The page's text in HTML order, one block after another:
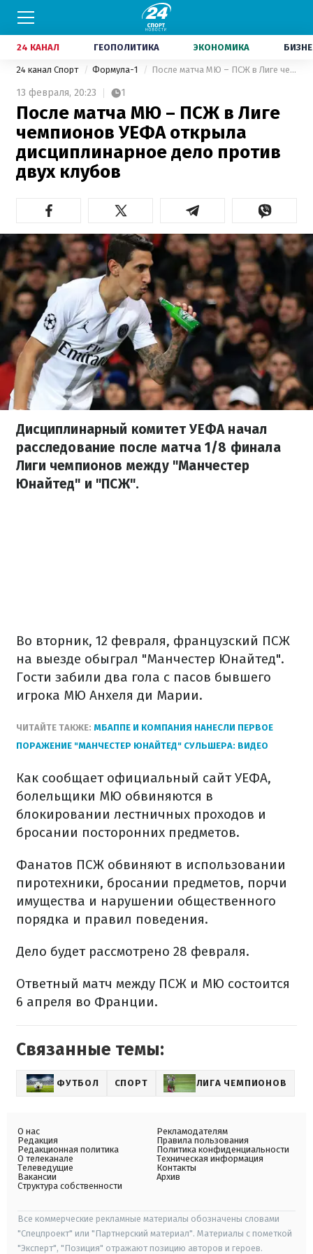
24 КАНАЛ ГЕОПОЛИТИКА ЭКОНОМИКА
24 канал Спорт Формула-1 После матча МЮ – ПСЖ в Лиге чемпионов УЕФА открыла дисциплинарное дело против двух клубов
13 февраля, 20:23 1
После матча МЮ – ПСЖ в Лиге
чемпионов УЕФА открыла
дисциплинарное дело против
двух клубов
Дисциплинарный комитет УЕФА начал
расследование после матча 1/8 финала
Лиги чемпионов между "Манчестер
Юнайтед" и "ПСЖ".
Во вторник, 12 февраля, французский ПСЖ
на выезде обыграл "Манчестер Юнайтед".
Гости забили два гола с пасов бывшего
игрока МЮ Анхеля ди Марии.
ЧИТАЙТЕ ТАКЖЕ: МБАППЕ И КОМПАНИЯ НАНЕСЛИ ПЕРВОЕ
ПОРАЖЕНИЕ "МАНЧЕСТЕР ЮНАЙТЕД" СУЛЬШЕРА: ВИДЕО
Как сообщает официальный сайт УЕФА,
болельщики МЮ обвиняются в
блокировании лестничных проходов и
бросании посторонних предметов.
Фанатов ПСЖ обвиняют в использовании
пиротехники, бросании предметов, порчи
имущества и нарушении общественного
порядка и правил поведения.
Дело будет рассмотрено 28 февраля.
Ответный матч между ПСЖ и МЮ состоится
6 апреля во Франции.
Связанные темы:
ФУТБОЛ СПОРТ ЛИГА ЧЕМПИОНОВ
О нас
Редакция
Редакционная политика
О телеканале
Телеведущие
Вакансии
Структура собственности
Рекламодателям
Правила пользования
Политика конфиденциальности
Техническая информация
Контакты
Архив
Все коммерческие рекламные материалы обозначены словами
"Спецпроект" или "Партнерский материал". Материалы с пометкой
"Эксперт", "Позиция" отражают позицию авторов и героев.